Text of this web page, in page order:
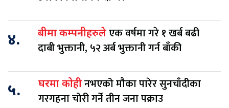
४. बीमा कम्पनीहरुलेएक वर्षमा गरे १ खर्ब बढी
दाबी भुक्तानी, ५२ अर्ब भुक्तानी गर्न बाँकी
५. घरमा कोहीनभएको मौका पारेर सुनचाँदीका
गरगहना चोरी गर्ने तीन जना पक्राउ